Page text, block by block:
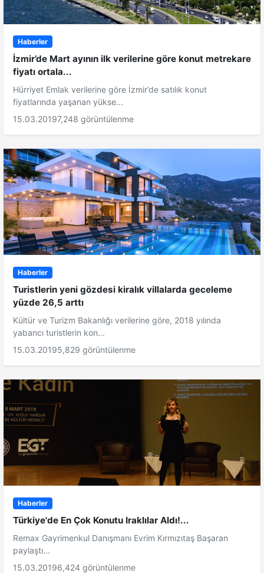
Haberler
İzmir’de Mart ayının ilk verilerine göre konut metrekare
fiyatı ortala...
Hürriyet Emlak verilerine göre İzmir’de satılık konut
fiyatlarında yaşanan yükse...
15.03.20197,248 görüntülenme
Haberler
Turistlerin yeni gözdesi kiralık villalarda geceleme
yüzde 26,5 arttı
Kültür ve Turizm Bakanlığı verilerine göre, 2018 yılında
yabancı turistlerin kon...
15.03.20195,829 görüntülenme
Haberler
Türkiye'de En Çok Konutu Iraklılar Aldı!...
Remax Gayrimenkul Danışmanı Evrim Kırmızıtaş Başaran
paylaştı...
15.03.20196,424 görüntülenme